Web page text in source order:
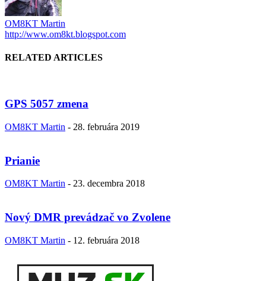
OM8KT Martin
http://www.om8kt.blogspot.com
RELATED ARTICLES
GPS 5057 zmena
OM8KT Martin - 28. februára 2019
Prianie
OM8KT Martin - 23. decembra 2018
Nový DMR prevádzač vo Zvolene
OM8KT Martin - 12. februára 2018